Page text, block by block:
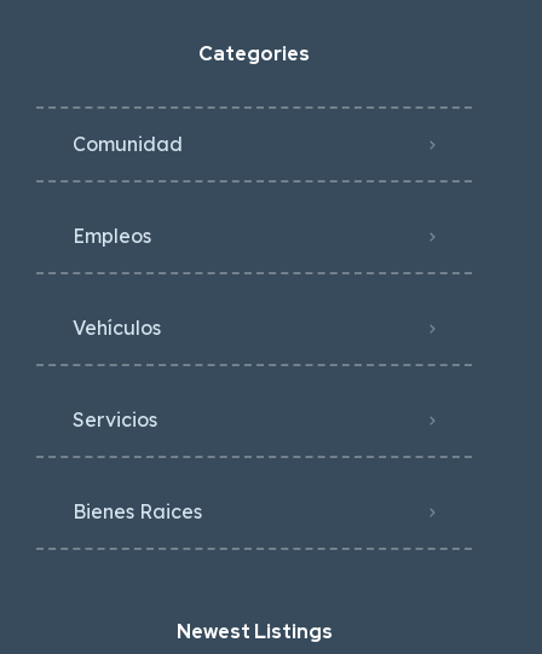
Categories
Comunidad
Empleos
Vehículos
Servicios
Bienes Raices
Newest Listings​